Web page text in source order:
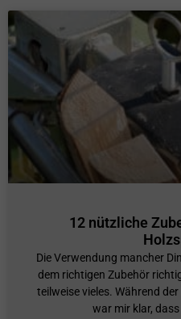
12 nützliche
Die Verwendung mancher
dem richtigen Zubehör
teilweise vieles. Während
war mir klar,